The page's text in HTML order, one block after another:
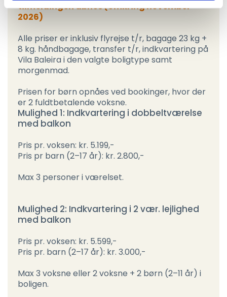
tilmeldingen åbnes (omkring november
2026)
Alle priser er inklusiv flyrejse t/r, bagage 23 kg +
8 kg. håndbagage, transfer t/r, indkvartering på
Vila Baleira i den valgte boligtype samt
morgenmad.
Prisen for børn opnåes ved bookinger, hvor der
er 2 fuldtbetalende voksne.
Mulighed 1: Indkvartering i dobbeltværelse
med balkon
Pris pr. voksen: kr. 5.199,-
Pris pr barn (2–17 år): kr. 2.800,-
Max 3 personer i værelset.
Mulighed 2: Indkvartering i 2 vær. lejlighed
med balkon
Pris pr. voksen: kr. 5.599,-
Pris pr. barn (2–17 år): kr. 3.000,-
Max 3 voksne eller 2 voksne + 2 børn (2–11 år) i
boligen.